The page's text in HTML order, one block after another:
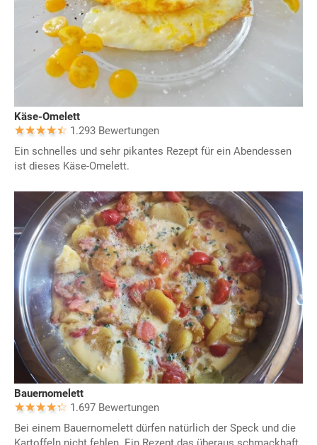
Käse-Omelett
1.293 Bewertungen
Ein schnelles und sehr pikantes Rezept für ein Abendessen
ist dieses Käse-Omelett.
Bauernomelett
1.697 Bewertungen
Bei einem Bauernomelett dürfen natürlich der Speck und die